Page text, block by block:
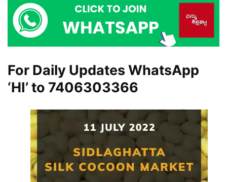
For Daily Updates WhatsApp
‘HI’ to 7406303366